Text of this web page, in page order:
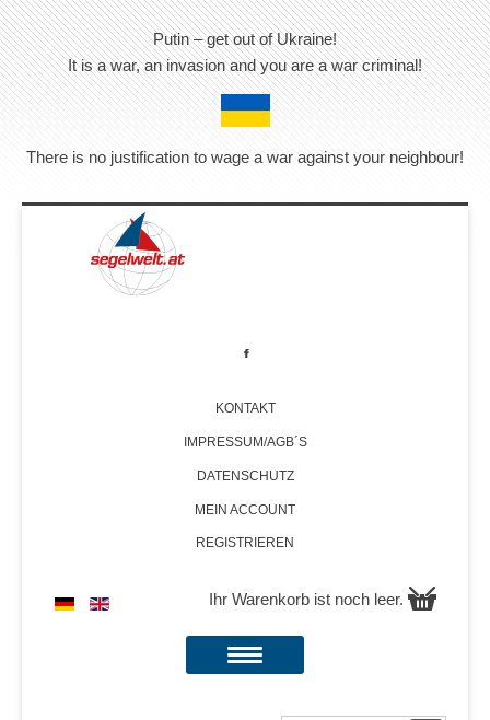
Putin – get out of Ukraine!
It is a war, an invasion and you are a war criminal!
There is no justification to wage a war against your neighbour!
KONTAKT
IMPRESSUM/AGB´S
DATENSCHUTZ
MEIN ACCOUNT
REGISTRIEREN
Ihr Warenkorb ist noch leer.